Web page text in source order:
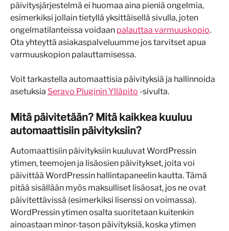
päivitysjärjestelmä ei huomaa aina pieniä ongelmia,
esimerkiksi jollain tietyllä yksittäisellä sivulla, joten
ongelmatilanteissa voidaan palauttaa varmuuskopio.
Ota yhteyttä asiakaspalveluumme jos tarvitset apua
varmuuskopion palauttamisessa.
Voit tarkastella automaattisia päivityksiä ja hallinnoida
asetuksia Seravo Pluginin Ylläpito -sivulta.
Mitä päivitetään? Mitä kaikkea kuuluu
automaattisiin päivityksiin?
Automaattisiin päivityksiin kuuluvat WordPressin
ytimen, teemojen ja lisäosien päivitykset, joita voi
päivittää WordPressin hallintapaneelin kautta. Tämä
pitää sisällään myös maksulliset lisäosat, jos ne ovat
päivitettävissä (esimerkiksi lisenssi on voimassa).
WordPressin ytimen osalta suoritetaan kuitenkin
ainoastaan minor-tason päivityksiä, koska ytimen